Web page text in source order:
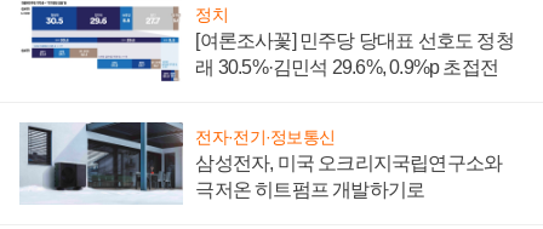
정치
[여론조사꽃] 민주당 당대표 선호도 정청
래 30.5%·김민석 29.6%, 0.9%p 초접전
전자·전기·정보통신
삼성전자, 미국 오크리지국립연구소와
극저온 히트펌프 개발하기로